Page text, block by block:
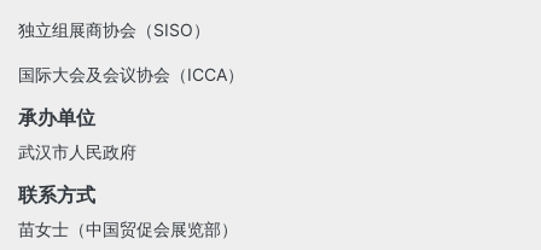
独立组展商协会（SISO）
国际大会及会议协会（ICCA）
承办单位
武汉市人民政府
联系方式
苗女士（中国贸促会展览部）